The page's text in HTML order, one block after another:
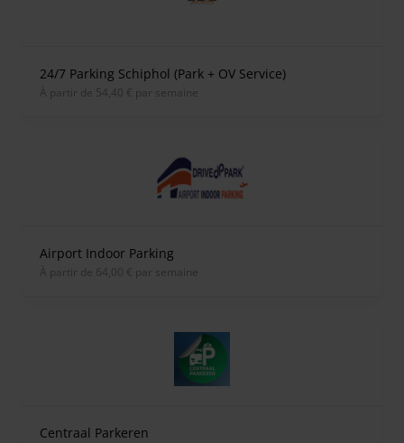
24/7 Parking Schiphol (Park + OV Service)
À partir de 54,40 € par semaine
Airport Indoor Parking
À partir de 64,00 € par semaine
Centraal Parkeren